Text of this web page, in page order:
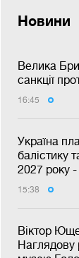
Новини
Велика
санкції
16:45
Україна
балістику
2027 року
15:38
Віктор
Наглядову